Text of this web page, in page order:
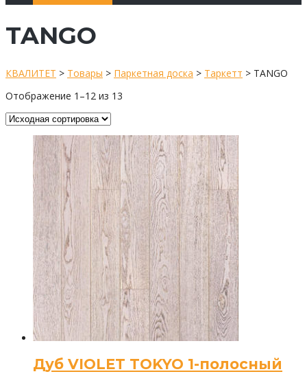
TANGO
КВАЛИТЕТ > Товары > Паркетная доска > Таркетт > TANGO
Отображение 1–12 из 13
Дуб VIOLET TOKYO 1-полосный